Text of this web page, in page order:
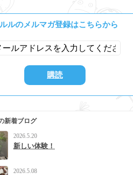
ルのメルマガ登録はこちらから
新着ブログ
2026.5.20
新しい体験！
2026.5.08